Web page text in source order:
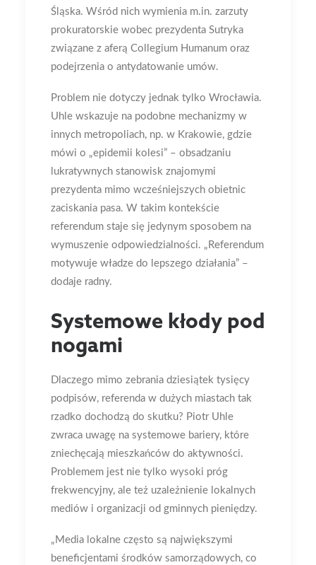
Śląska. Wśród nich wymienia m.in. zarzuty
prokuratorskie wobec prezydenta Sutryka
związane z aferą Collegium Humanum oraz
podejrzenia o antydatowanie umów.
Problem nie dotyczy jednak tylko Wrocławia.
Uhle wskazuje na podobne mechanizmy w
innych metropoliach, np. w Krakowie, gdzie
mówi o „epidemii kolesi” – obsadzaniu
lukratywnych stanowisk znajomymi
prezydenta mimo wcześniejszych obietnic
zaciskania pasa. W takim kontekście
referendum staje się jedynym sposobem na
wymuszenie odpowiedzialności. „Referendum
motywuje władze do lepszego działania” –
dodaje radny.
Systemowe kłody pod
nogami
Dlaczego mimo zebrania dziesiątek tysięcy
podpisów, referenda w dużych miastach tak
rzadko dochodzą do skutku? Piotr Uhle
zwraca uwagę na systemowe bariery, które
zniechęcają mieszkańców do aktywności.
Problemem jest nie tylko wysoki próg
frekwencyjny, ale też uzależnienie lokalnych
mediów i organizacji od gminnych pieniędzy.
„Media lokalne często są największymi
beneficjentami środków samorządowych, co